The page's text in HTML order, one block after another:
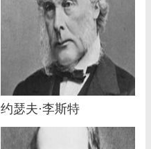
约瑟夫·李斯特